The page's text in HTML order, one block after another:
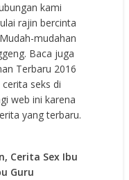
kami
rajin bercinta
mudahan
Baca juga
Terbaru 2016
seks di
web ini karena
yang terbaru.
Cerita Sex Ibu
Guru